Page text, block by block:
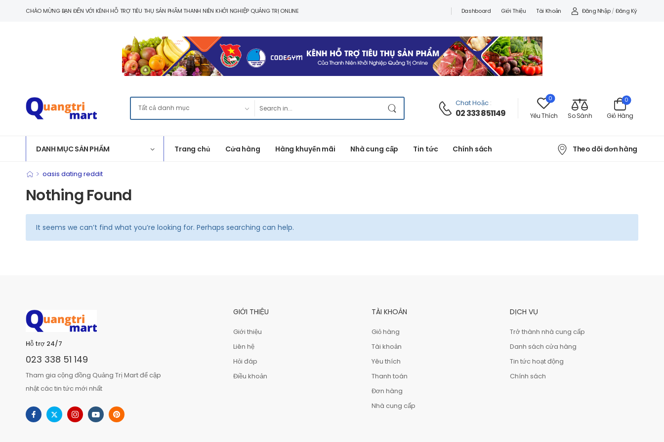
CHÀO MỪNG BẠN ĐẾN VỚI KÊNH HỖ TRỢ TIÊU THỤ SẢN PHẨM THANH NIÊN KHỞI NGHIỆP QUẢNG TRỊ ONLINE Dashboard Giới Thiệu Tài Khoản Đăng Nhập / Đăng Ký
Chat Hoặc :
02 333 851149
0
Yêu Thích So Sánh Giỏ Hàng
0
DANH MỤC SẢN PHẨM Trang chủ Cửa hàng Hàng khuyến mãi Nhà cung cấp Tin tức Chính sách Theo dõi đơn hàng
> oasis dating reddit
Nothing Found
It seems we can’t find what you’re looking for. Perhaps searching can help.
Hỗ trợ 24/7
023 338 51 149
Tham gia cộng đồng Quảng Trị Mart để cập
nhật các tin tức mới nhất
GIỚI THIỆU
Giới thiệu
Liên hệ
Hỏi đáp
Điều khoản
TÀI KHOẢN
Giỏ hàng
Tài khoản
Yêu thích
Thanh toán
Đơn hàng
Nhà cung cấp
DỊCH VỤ
Trở thành nhà cung cấp
Danh sách cửa hàng
Tin tức hoạt động
Chính sách